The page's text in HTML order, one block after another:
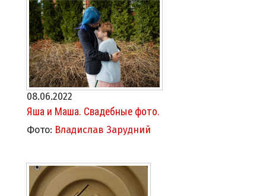
08.06.2022
Яша и Маша. Свадебные фото.
Фото: Владислав Зарудний